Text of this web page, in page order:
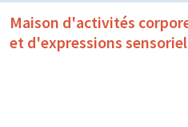
Maison d'activités
et d'expressions